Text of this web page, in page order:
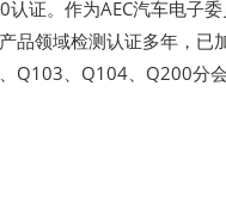
认证。作为AEC汽车电子
品领域检测认证多年，已
Q103、Q104、Q200分